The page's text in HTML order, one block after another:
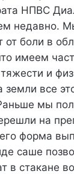
НПВС
недавно.
от боли в
имеем
и
земли все
мы
на
форма
саше
в стакане